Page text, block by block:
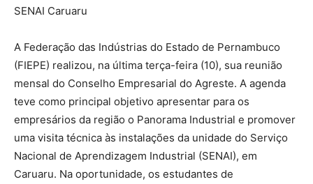
SENAI Caruaru
A Federação das Indústrias do Estado de Pernambuco
(FIEPE) realizou, na última terça-feira (10), sua reunião
mensal do Conselho Empresarial do Agreste. A agenda
teve como principal objetivo apresentar para os
empresários da região o Panorama Industrial e promover
uma visita técnica às instalações da unidade do Serviço
Nacional de Aprendizagem Industrial (SENAI), em
Caruaru. Na oportunidade, os estudantes de